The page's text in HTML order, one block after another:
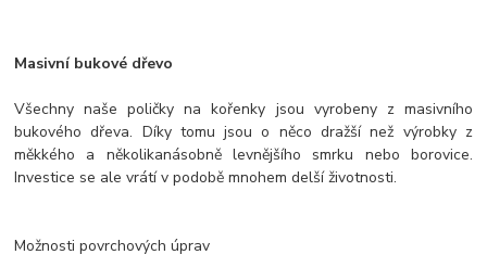
Masivní bukové dřevo
Všechny naše poličky na kořenky jsou vyrobeny z masivního
bukového dřeva. Díky tomu jsou o něco dražší než výrobky z
měkkého a několikanásobně levnějšího smrku nebo borovice.
Investice se ale vrátí v podobě mnohem delší životnosti.
Možnosti povrchových úprav